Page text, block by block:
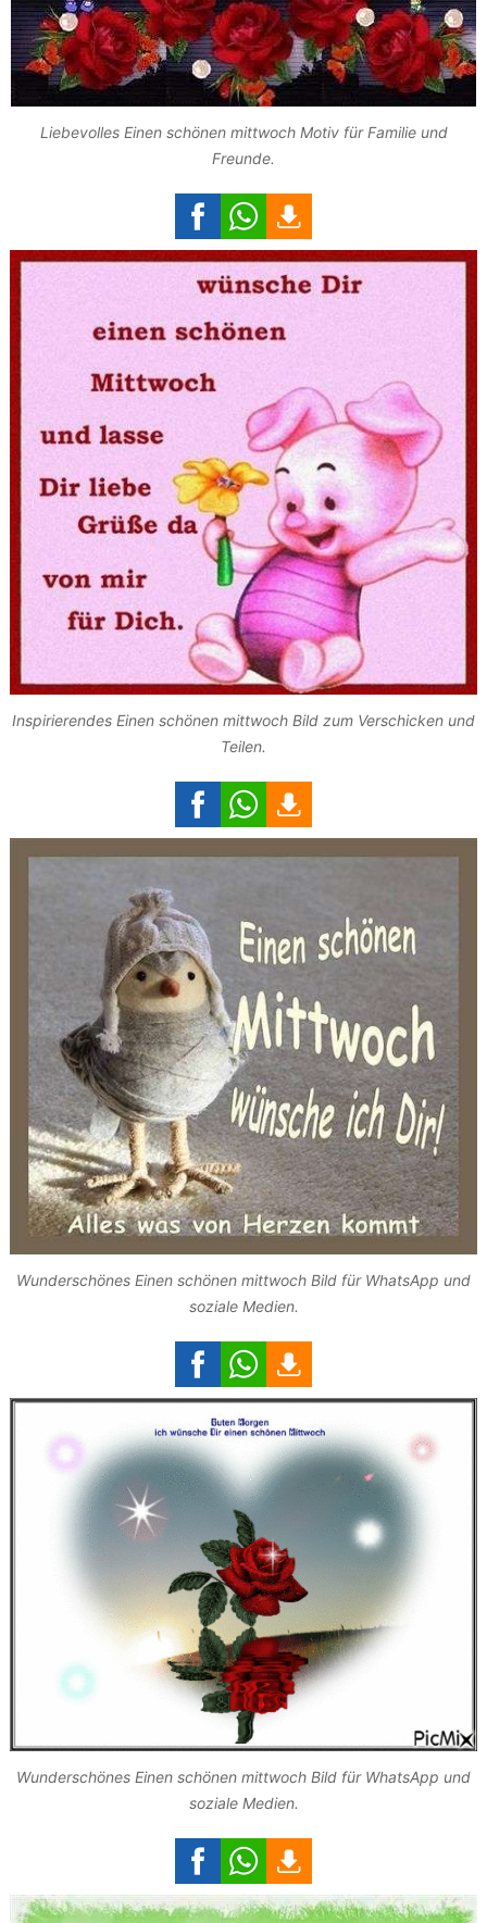
Liebevolles Einen schönen mittwoch Motiv für Familie und
Freunde.
Inspirierendes Einen schönen mittwoch Bild zum Verschicken und
Teilen.
Wunderschönes Einen schönen mittwoch Bild für WhatsApp und
soziale Medien.
Wunderschönes Einen schönen mittwoch Bild für WhatsApp und
soziale Medien.